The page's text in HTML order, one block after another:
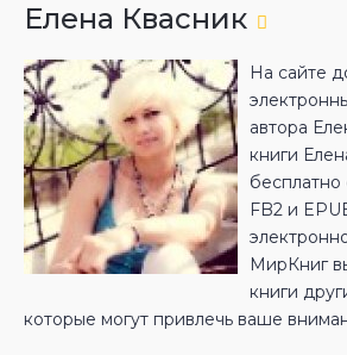
Елена Квасник
На сайте
автора
книги
бесплатно
FB2 и
МирКниг
книги
которые могут привлечь ваше